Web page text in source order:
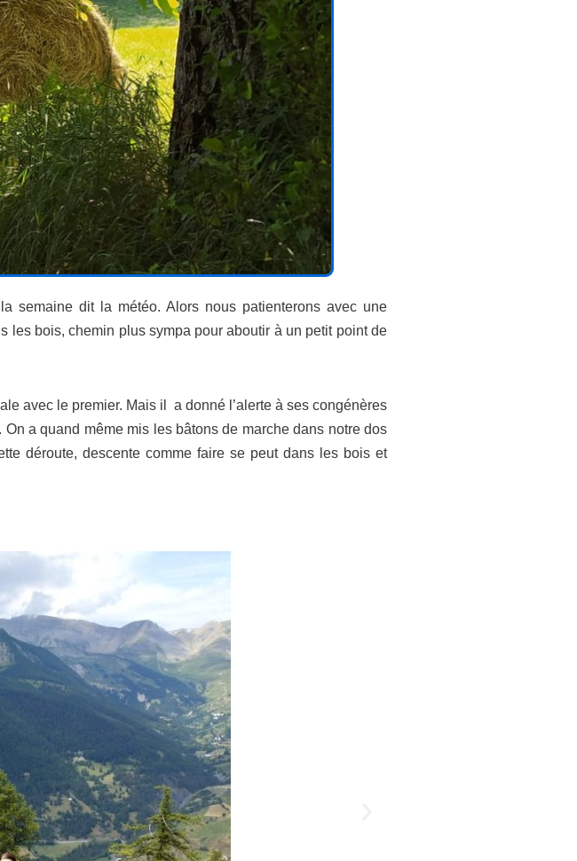
semaine dit la météo. Alors nous patienterons avec une
les bois, chemin plus sympa pour aboutir à un petit point de
avec le premier. Mais il a donné l’alerte à ses congénères
a quand même mis les bâtons de marche dans notre dos
déroute, descente comme faire se peut dans les bois et